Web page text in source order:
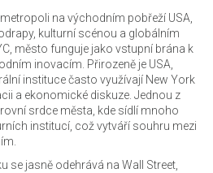
g
c
metropoli na východním pobřeží USA,
kulturní scénou a globálním
, město funguje jako vstupní brána k
inovacím. Přirozeně je USA
instituce často využívají New York
a ekonomické diskuze . Jednou z
srdce města, kde sídlí mnoho
institucí , což vytváří souhru mezi
se jasně odehrává na Wall Street